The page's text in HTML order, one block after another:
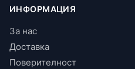
ИНФОРМАЦИЯ
За нас
Доставка
Поверителност